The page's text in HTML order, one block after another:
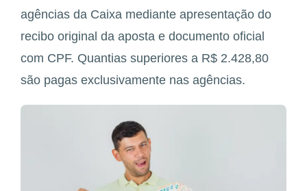
agências da Caixa mediante apresentação do
recibo original da aposta e documento oficial
com CPF. Quantias superiores a R$ 2.428,80
são pagas exclusivamente nas agências.